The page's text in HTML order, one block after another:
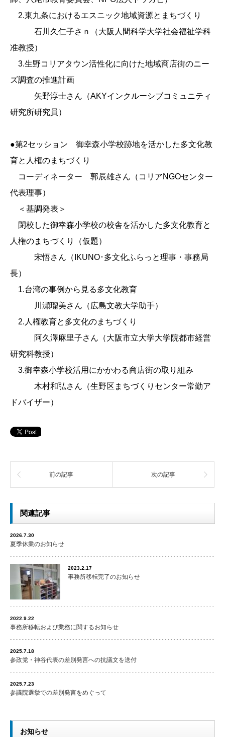
2.東九条におけるエスニック地域資源とまちづくり
石川久仁子さｎ（大阪人間科学大学社会福祉学科
准教授）
3.生野コリアタウン活性化に向けた地域商店街のニー
ズ調査の推進計画
矢野淳士さん（AKYインクルーシブコミュニティ
研究所研究員）
●第2セッション 御幸森小学校跡地を活かした多文化教
育と人権のまちづくり
コーディネーター 郭辰雄さん（コリアNGOセンター
代表理事）
＜基調発表＞
閉校した御幸森小学校の校舎を活かした多文化教育と
人権のまちづくり（仮題）
宋悟さん（IKUNO･多文化ふらっと理事・事務局
長）
1.台湾の事例から見る多文化教育
川瀬瑠美さん（広島文教大学助手）
2.人権教育と多文化のまちづくり
阿久澤麻里子さん（大阪市立大学大学院都市経営
研究科教授）
3.御幸森小学校活用にかかわる商店街の取り組み
木村和弘さん（生野区まちづくりセンター常勤ア
ドバイザー）
前の記事 次の記事
関連記事
2026.7.30
夏季休業のお知らせ
2023.2.17
事務所移転完了のお知らせ
2022.9.22
事務所移転および業務に関するお知らせ
2025.7.18
参政党・神谷代表の差別発言への抗議文を送付
2025.7.23
参議院選挙での差別発言をめぐって
お知らせ